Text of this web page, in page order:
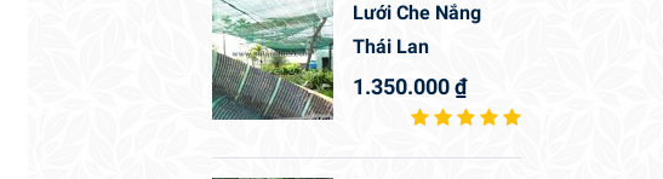
Lưới Che Nắng
Thái Lan
1.350.000₫